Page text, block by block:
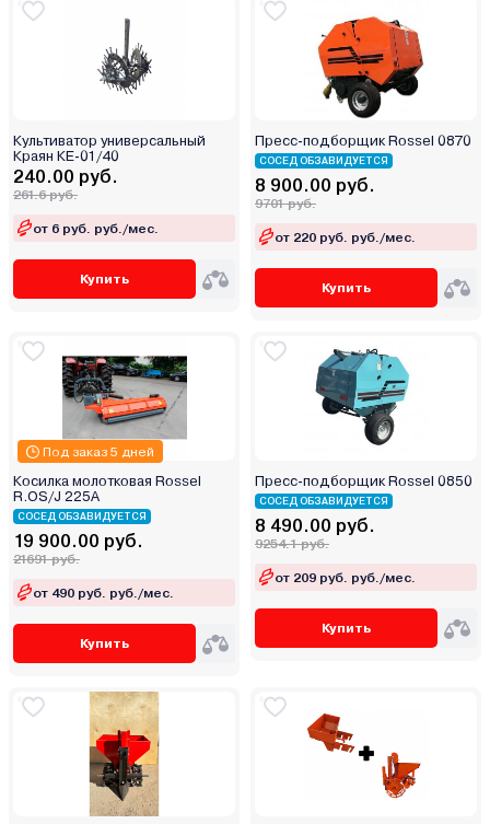
Культиватор универсальный
Краян КЕ-01/40
240.00 руб.
261.6 руб.
от 6 руб. руб./мес.
Купить
Пресс-подборщик Rossel 0870
СОСЕД ОБЗАВИДУЕТСЯ
8 900.00 руб.
9701 руб.
от 220 руб. руб./мес.
Купить
Под заказ 5 дней
Косилка молотковая Rossel
R.OS/J 225A
СОСЕД ОБЗАВИДУЕТСЯ
19 900.00 руб.
21691 руб.
от 490 руб. руб./мес.
Купить
Пресс-подборщик Rossel 0850
СОСЕД ОБЗАВИДУЕТСЯ
8 490.00 руб.
9254.1 руб.
от 209 руб. руб./мес.
Купить